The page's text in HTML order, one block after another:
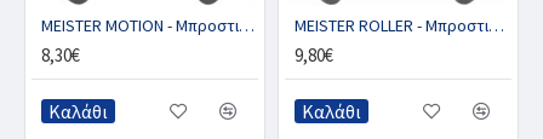
MEISTER MOTION - Μπροστινό με 2 κλιπ (ζευγ.)
8,30€
Καλάθι
MEISTER ROLLER - Μπροστινό με 2 κλιπ (ζευγ.)
9,80€
Καλάθι